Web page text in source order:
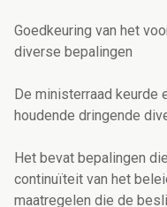
Goedkeuring van het
diverse bepalingen
De ministerraad keurde
houdende dringende
Het bevat bepalingen
continuïteit van het
maatregelen die de